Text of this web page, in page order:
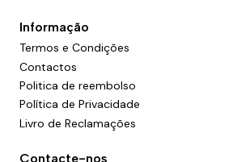
Informação
Termos e Condições
Contactos
Politica de reembolso
Política de Privacidade
Livro de Reclamações
Contacte-nos